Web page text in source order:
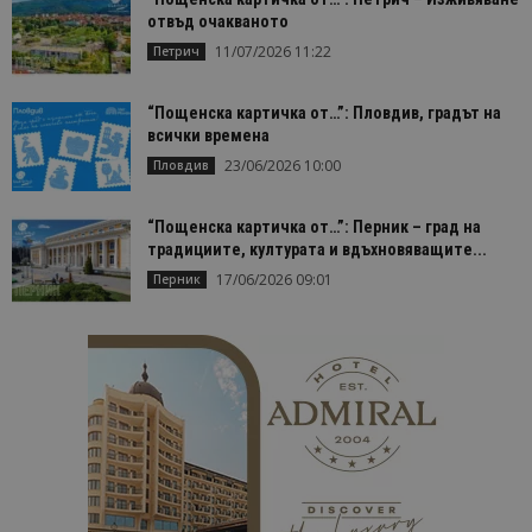
отвъд очакваното
Петрич 11/07/2026 11:22
“Пощенска картичка от…”: Пловдив, градът на
всички времена
Пловдив 23/06/2026 10:00
“Пощенска картичка от…”: Перник – град на
традициите, културата и вдъхновяващите...
Перник 17/06/2026 09:01
Таргетиране
Функционалност
Строго необходимите бисквитки позволяват
потребителско влизане и управление на
акаунта. Уебсайтът не може да се използва
правилно без строго необходими бисквитки.
Име
cookie_notice_accepted
lisandraramos.com
bgtourism.bg
7 дни